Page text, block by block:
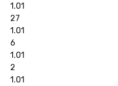
1.01
27
1.01
6
1.01
2
1.01